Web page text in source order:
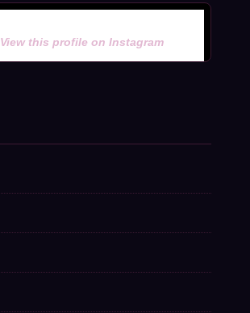
View this profile on Instagram